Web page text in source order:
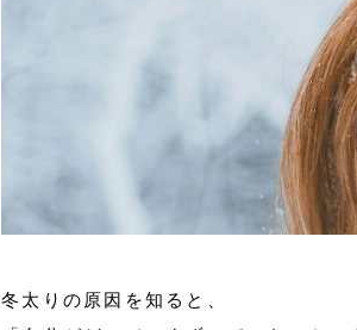
冬太りの原因を知ると、